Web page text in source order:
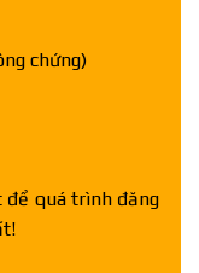
chứng)
để quá trình đăng